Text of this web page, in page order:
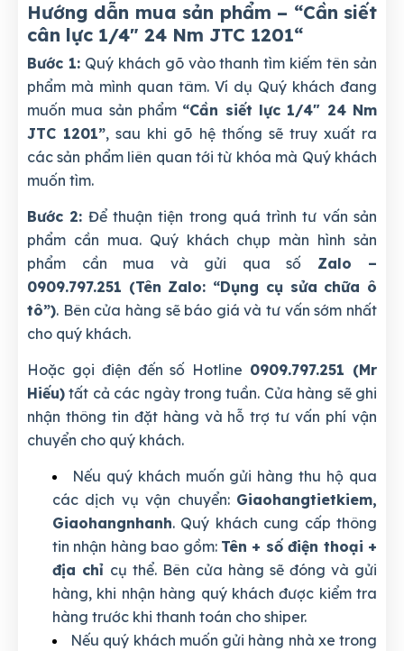
Hướng dẫn mua sản phẩm – “Cần siết
cân lực 1/4" 24 Nm JTC 1201“
Bước 1:Quý khách gõ vào thanh tìm kiếm tên sản
phẩm mà mình quan tâm. Ví dụ Quý khách đang
muốn mua sản phẩm “Cần siết lực 1/4" 24 Nm
JTC 1201”, sau khi gõ hệ thống sẽ truy xuất ra
các sản phẩm liên quan tới từ khóa mà Quý khách
muốn tìm.
Bước 2: Để thuận tiện trong quá trình tư vấn sản
phẩm cần mua. Quý khách chụp màn hình sản
phẩm cần mua và gửi qua số Zalo –
0909.797.251 (Tên Zalo: “Dụng cụ sửa chữa ô
tô”). Bên cửa hàng sẽ báo giá và tư vấn sớm nhất
cho quý khách.
Hoặc gọi điện đến số Hotline 0909.797.251 (Mr
Hiếu) tất cả các ngày trong tuần. Cửa hàng sẽ ghi
nhận thông tin đặt hàng và hỗ trợ tư vấn phí vận
chuyển cho quý khách.
Nếu quý khách muốn gửi hàng thu hộ qua
các dịch vụ vận chuyển: Giaohangtietkiem,
Giaohangnhanh. Quý khách cung cấp thông
tin nhận hàng bao gồm: Tên + số điện thoại +
địa chỉ cụ thể. Bên cửa hàng sẽ đóng và gửi
hàng, khi nhận hàng quý khách được kiểm tra
hàng trước khi thanh toán cho shiper.
Nếu quý khách muốn gửi hàng nhà xe trong